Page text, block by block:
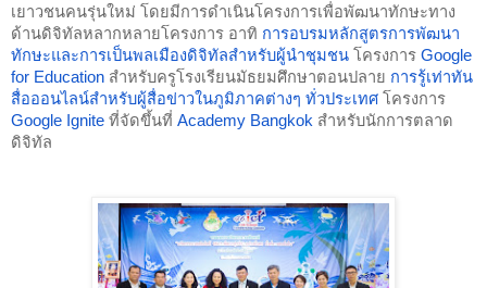
เยาวชนคนรุ่นใหม่ โดยมีการดำเนินโครงการเพื่อพัฒนาทักษะทาง
ด้านดิจิทัลหลากหลายโครงการ อาทิ การอบรมหลักสูตรการพัฒนา
ทักษะและการเป็นพลเมืองดิจิทัลสำหรับผู้นำชุมชน โครงการ Google
for Education สำหรับครูโรงเรียนมัธยมศึกษาตอนปลาย การรู้เท่าทัน
สื่อออนไลน์สำหรับผู้สื่อข่าวในภูมิภาคต่างๆ ทั่วประเทศ
Google Ignite ที่จัดขึ้นที่ Academy Bangkok สำหรับนักการตลาด
ดิจิทัล